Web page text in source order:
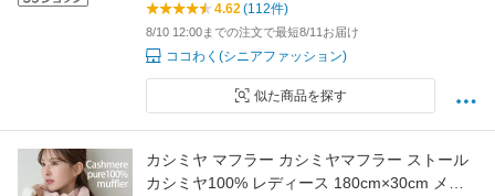
4.62(112件)
8/10 12:00までの注文で最短8/11お届け
ココわく(シニアファッション)
似た商品を探す
カシミヤ マフラー カシミヤマフラー ストール
カシミヤ100% レディース 180cm×30cm メン